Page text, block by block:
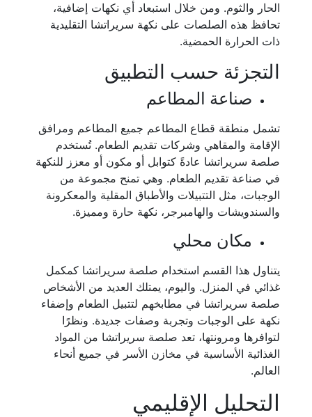
الحار والثوم. ومن خلال استبعاد أي نكهات إضافية،
تحافظ هذه الصلصات على نكهة سريراتشا التقليدية
ذات الحرارة الحمضية.
التجزئة حسب التطبيق
صناعة المطاعم
تشمل منطقة قطاع المطاعم جميع المطاعم ومرافق
الإقامة والمقاهي وشركات تقديم الطعام. تُستخدم
صلصة سريراتشا عادةً كتوابل أو مكون أو معزز للنكهة
في صناعة تقديم الطعام. وهي تمنح مجموعة من
الوجبات، مثل التتبيلات والأطباق المقلية والمعكرونة
والسندويشات والهامبرجر، نكهة حارة ومميزة.
مكان محلي
يتناول هذا القسم استخدام صلصة سريراتشا كمكمل
غذائي في المنزل. واليوم، يمتلك العديد من الأشخاص
صلصة سريراتشا في مطابخهم لتتبيل الطعام وإضفاء
نكهة على الوجبات وتجربة وصفات جديدة. ونظرًا
لتوافرها ومرونتها، تعد صلصة سريراتشا من المواد
الغذائية الأساسية في مخازن الأسر في جميع أنحاء
العالم.
التحليل الإقليمي